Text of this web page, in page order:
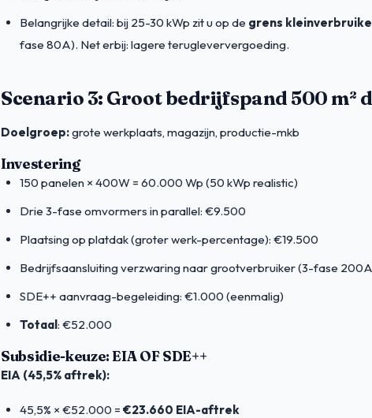
Belangrijke detail: bij 25-30 kWp zit u op de grens
fase 80A). Net erbij: lagere terugleververgoeding.
Scenario 3: Groot bedrijfspand 500 m²
Doelgroep:grote werkplaats, magazijn, productie-mkb
Investering
150 panelen × 400W = 60.000 Wp (50 kWp realistic)
Drie 3-fase omvormers in parallel: €9.500
Plaatsing op platdak (groter werk-percentage): €19.500
Bedrijfsaansluiting verzwaring naar grootverbruiker (3-fase
SDE++ aanvraag-begeleiding: €1.000 (eenmalig)
Totaal: €52.000
Subsidie-keuze: EIA OF SDE++
EIA (45,5% aftrek):
45,5% × €52.000 =€23.660 EIA-aftrek